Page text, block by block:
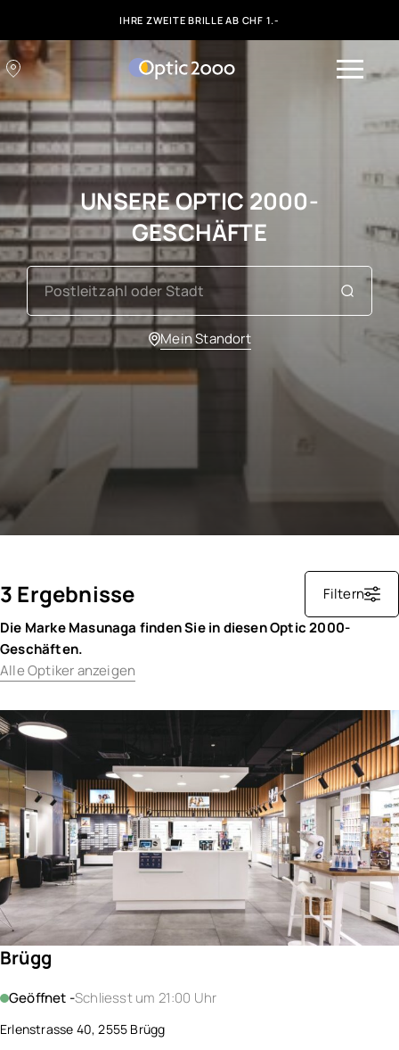
IHRE ZWEITE BRILLE AB CHF 1.-
UNSERE OPTIC 2000-
GESCHÄFTE
Mein Standort
3 Ergebnisse
Filtern
Die Marke Masunaga finden Sie in diesen Optic 2000-
Geschäften.
Alle Optiker anzeigen
Brügg
Geöffnet -Schliesst um 21:00 Uhr
Erlenstrasse 40, 2555 Brügg